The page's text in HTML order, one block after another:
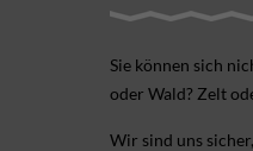
Sie können sich
oder Wald? Zelt
Wir sind uns